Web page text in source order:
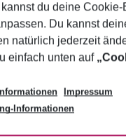
ändern
Reisen
kannst du deine
Du kannst
natürlich jederzeit
einfach unten auf
Impressum
Informationen